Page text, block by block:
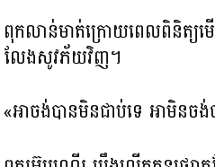
ពុកលាន់មាត់ក្រោយពេលពិនិត្យមើល
លែងសូវភ័យវិញ។
«អាចង់បានមិនជាប់ទេ អាមិនចង់